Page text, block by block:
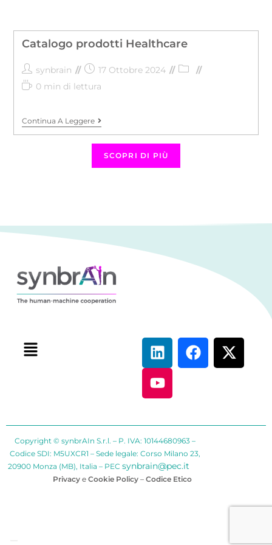
Catalogo prodotti Healthcare
synbrain
17 Ottobre 2024
0 min di lettura
Continua A Leggere
SCOPRI DI PIÙ
Copyright © synbrAIn S.r.l. – P. IVA: 10144680963 –
Codice SDI: M5UXCR1 – Sede legale: Corso Milano 23,
20900 Monza (MB), Italia – PEC synbrain@pec.it
Privacy e Cookie Policy – Codice Etico